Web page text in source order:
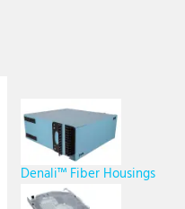
Denali™ Fiber Housings